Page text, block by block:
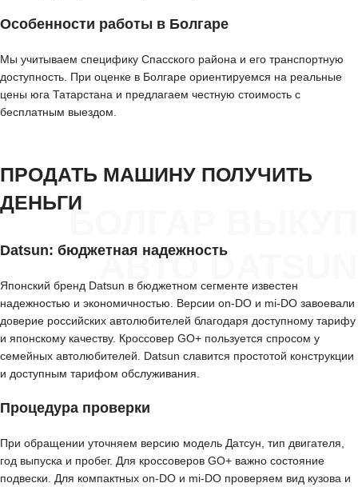
Особенности работы в Болгаре
Мы учитываем специфику Спасского района и его транспортную
доступность. При оценке в Болгаре ориентируемся на реальные
цены юга Татарстана и предлагаем честную стоимость с
бесплатным выездом.
БОЛГАР ВЫКУП
АВТО DATSUN
ПРОДАТЬ МАШИНУ ПОЛУЧИТЬ
ДЕНЬГИ
Datsun: бюджетная надежность
Японский бренд Datsun в бюджетном сегменте известен
надежностью и экономичностью. Версии on-DO и mi-DO завоевали
доверие российских автолюбителей благодаря доступному тарифу
и японскому качеству. Кроссовер GO+ пользуется спросом у
семейных автолюбителей. Datsun славится простотой конструкции
и доступным тарифом обслуживания.
Процедура проверки
При обращении уточняем версию модель Датсун, тип двигателя,
год выпуска и пробег. Для кроссоверов GO+ важно состояние
подвески. Для компактных on-DO и mi-DO проверяем вид кузова и